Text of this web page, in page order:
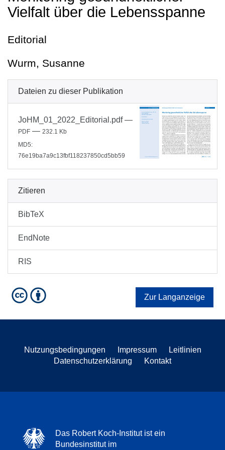
Vielfalt über die Lebensspanne
Editorial
Wurm, Susanne
Dateien zu dieser Publikation
JoHM_01_2022_Editorial.pdf—
PDF — 232.1 Kb
MD5:
76e19ba7a9c13fbf118237850cd5bb59
Zitieren
BibTeX
EndNote
RIS
Zur Langanzeige
Nutzungsbedingungen Impressum
Leitlinien
Datenschutzerklärung
Kontakt
Das Robert Koch-Institut ist ein
Bundesinstitut im